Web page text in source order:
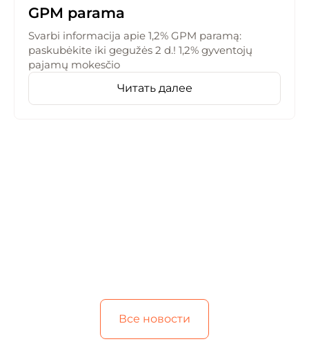
GPM parama
Svarbi informacija apie 1,2% GPM paramą:
paskubėkite iki gegužės 2 d.! 1,2% gyventojų
pajamų mokesčio
Читать далее
Все новости